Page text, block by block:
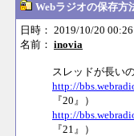
Webラジオの保存方
日時： 2019/10/20 00:26
名前： inovia
スレッドが長い
http://
『20』）
http://
『21』）